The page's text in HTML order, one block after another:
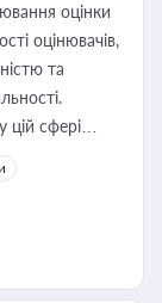
оцінки
оцінювачів,
та
цій сфері
або
оренди